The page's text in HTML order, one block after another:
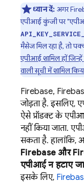
ध्यान दें: अगर
एपीआई कुंजी पर
मैसेज मिल रहा है, तो
एपीआई शामिल हों
वाली सूची में शामिल
Firebase,
जोड़ता है. इसलिए,
ऐसे प्रॉडक्ट के
नहीं किया जाता.
सकता है. हालांकि,
Firebase और
एपीआई न हटाए
इसके लिए,